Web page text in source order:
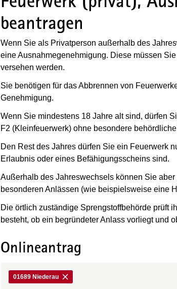
beantragen
Wenn Sie als Privatperson außerhalb des
eine Ausnahmegenehmigung. Diese müssen
versehen werden.
Sie benötigen für das Abbrennen von
Genehmigung.
Wenn Sie mindestens 18 Jahre alt sind, dürfen
F2 (Kleinfeuerwerk) ohne besondere
Den Rest des Jahres dürfen Sie ein Feuerwerk
Erlaubnis oder eines Befähigungsscheins sind.
Außerhalb des Jahreswechsels können Sie
besonderen Anlässen (wie beispielsweise eine
Die örtlich zuständige Sprengstoffbehörde prüft
besteht, ob ein begründeter Anlass vorliegt und
Onlineantrag
01689 Niederau